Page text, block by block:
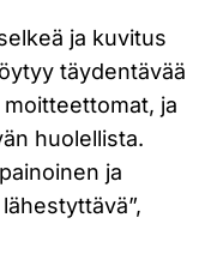
ja kuvitus
täydentävää
ja
huolellista.
ja